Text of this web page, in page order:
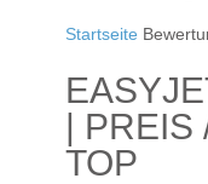
Startseite
| PREIS
TOP